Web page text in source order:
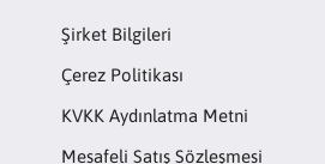
Şirket Bilgileri
Çerez Politikası
KVKK Aydınlatma Metni
Mesafeli Satış Sözleşmesi